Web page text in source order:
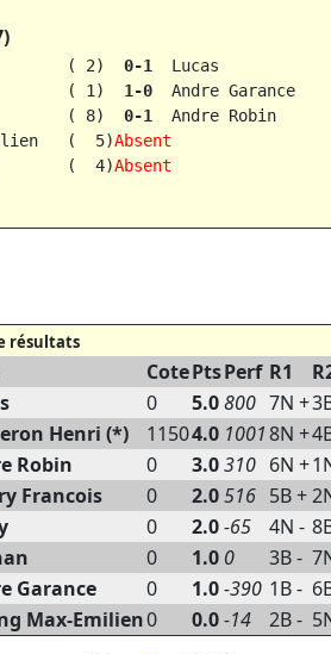
( 2)
0-1 Lucas
( 1)
1-0 Andre
( 8)
0-1 Andre Robin
(  5)
Absent
(  4)
Absent
résultats
CotePtsPerf R1
0 5.0800 7N +
Henri (*) 11504.0 10018N +
Robin 0 3.0310 6N +
Francois 0 2.0516 5B +
0 2.0-65 4N -
0 1.0 0 3B -
Garance 0 1.0-390 1B -
Max-Emilien0 0.0-14 2B -